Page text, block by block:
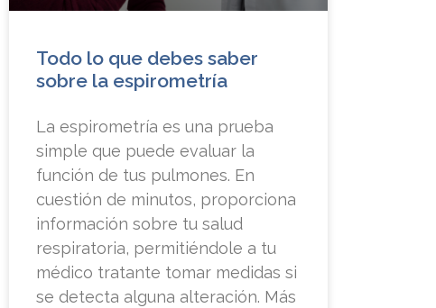
Todo lo que debes saber
sobre la espirometría
La espirometría es una prueba
simple que puede evaluar la
función de tus pulmones. En
cuestión de minutos, proporciona
información sobre tu salud
respiratoria, permitiéndole a tu
médico tratante tomar medidas si
se detecta alguna alteración. Más